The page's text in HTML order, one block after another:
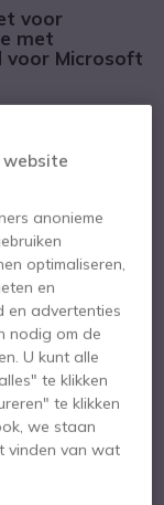
voor
met
voor Microsoft
24/48 h
website
anonieme
optimaliseren,
en
en advertenties
nodig om de
U kunt alle
te klikken
te klikken
we staan
vinden van wat